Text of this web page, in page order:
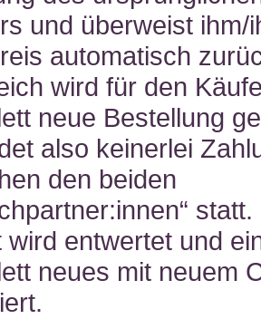
und überweist ihm/
automatisch
wird für den
neue Bestellung
also keinerlei
den beiden
wird entwertet und
neues mit neuem